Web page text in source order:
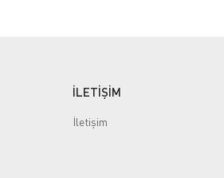
İLETİŞİM
İletişim